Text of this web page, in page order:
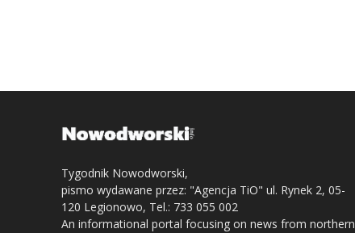
Tygodnik Nowodworski,
pismo wydawane przez: "Agencja TiO" ul. Rynek 2, 05-
120 Legionowo, Tel.: 733 055 002
An informational portal focusing on news from northern